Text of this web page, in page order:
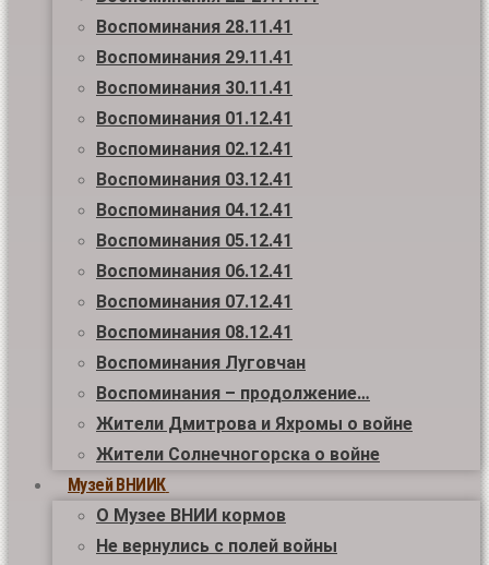
Воспоминания 28.11.41
Воспоминания 29.11.41
Воспоминания 30.11.41
Воспоминания 01.12.41
Воспоминания 02.12.41
Воспоминания 03.12.41
Воспоминания 04.12.41
Воспоминания 05.12.41
Воспоминания 06.12.41
Воспоминания 07.12.41
Воспоминания 08.12.41
Воспоминания Луговчан
Воспоминания – продолжение…
Жители Дмитрова и Яхромы о войне
Жители Солнечногорска о войне
Музей ВНИИК
О Музее ВНИИ кормов
Не вернулись с полей войны